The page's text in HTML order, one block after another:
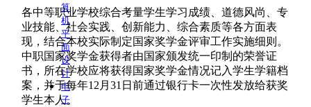
算
机
平
面
设
计
电
子
各中等职业学校综合考量学生学习成绩、道德风尚、专
业技能、社会实践、创新能力、综合素质等各方面表
现，结合本校实际制定国家奖学金评审工作实施细则。
中职国家奖学金获得者由国家颁发统一印制的荣誉证
书，所在学校应将获得国家奖学金情况记入学生学籍档
案，并于每年12月31日前通过银行卡一次性发放给获奖
学生本人。